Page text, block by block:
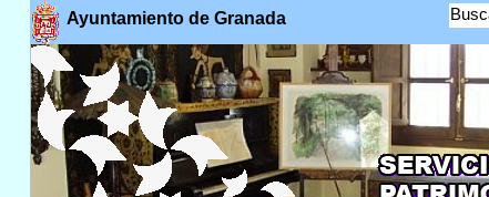
Ayuntamiento de Granada